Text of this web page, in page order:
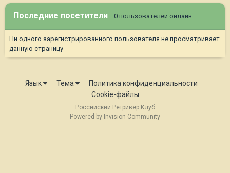
Последние посетители 0 пользователей онлайн
Ни одного зарегистрированного пользователя не просматривает
данную страницу
Язык Тема
Политика конфиденциальности
Cookie-файлы
Российский Ретривер Клуб
Powered by Invision Community